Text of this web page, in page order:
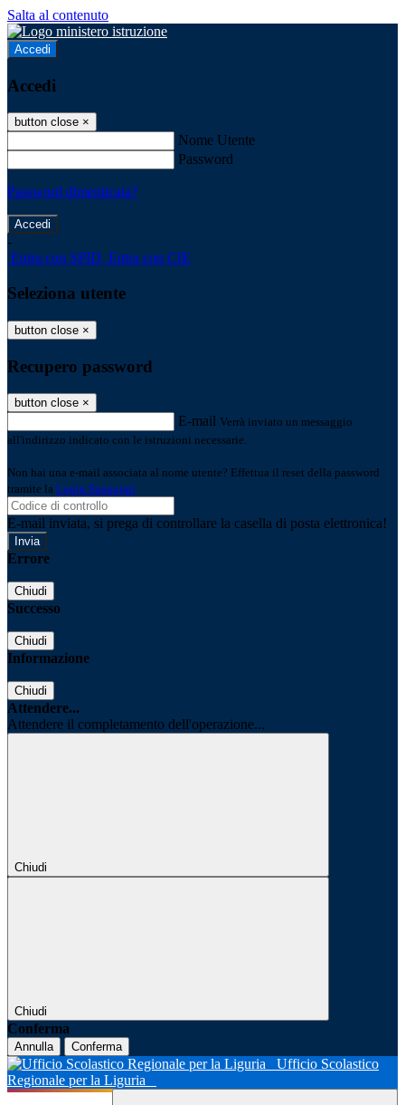
Salta al contenuto
Accedi
Accedi
button close ×
Nome Utente
Password
Password dimenticata?
-
Entra con SPID Entra con CIE
Seleziona utente
button close ×
Recupero password
button close ×
E-mail Verrà inviato un messaggio
all'indirizzo indicato con le istruzioni necessarie.
Non hai una e-mail associata al nome utente? Effettua il reset della password
tramite la Login Spaggiari
E-mail inviata, si prega di controllare la casella di posta elettronica!
Errore
Chiudi
Successo
Chiudi
Informazione
Chiudi
Attendere...
Attendere il completamento dell'operazione...
Chiudi
Chiudi
Conferma
Annulla Conferma
Ufficio Scolastico
Regionale per la Liguria